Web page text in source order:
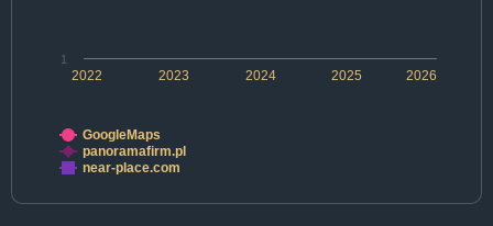
2022 2024 2026
2023 2025
1
GoogleMaps
panoramafirm.pl
near-place.com